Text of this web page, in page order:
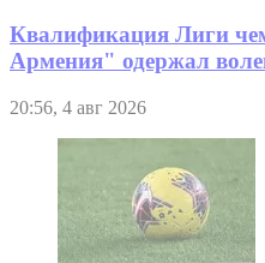
Квалификация Лиги
Армения" одержал
20:56, 4 авг 2026